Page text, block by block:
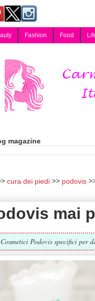
Fashion Food
magazine
cura dei piedi podovis
mai
Cosmetici Podovis specifici per